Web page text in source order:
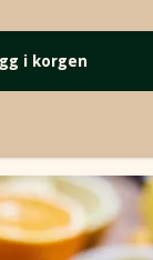
i korgen